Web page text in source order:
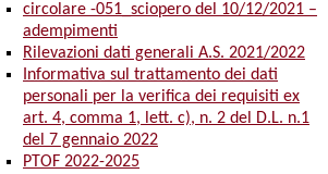
circolare -051_sciopero del 10/12/2021 –
adempimenti
Rilevazioni dati generali A.S. 2021/2022
Informativa sul trattamento dei dati
personali per la verifica dei requisiti ex
art. 4, comma 1, lett. c), n. 2 del D.L. n.1
del 7 gennaio 2022
PTOF 2022-2025